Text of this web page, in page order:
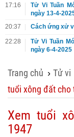
17:16
Tử Vi Tuần
ngày 13-4-
20:37
Cách ứng xử
22:28
Tử Vi Tuần
ngày 6-4-2025
Trang chủ ›Tử vi
tuổi xông đất cho
Xem tuổi
1947